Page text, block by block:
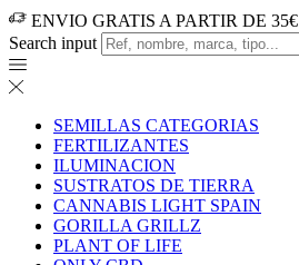
ENVIO GRATIS A PARTIR DE 35€
Search input
SEMILLAS CATEGORIAS
FERTILIZANTES
ILUMINACION
SUSTRATOS DE TIERRA
CANNABIS LIGHT SPAIN
GORILLA GRILLZ
PLANT OF LIFE